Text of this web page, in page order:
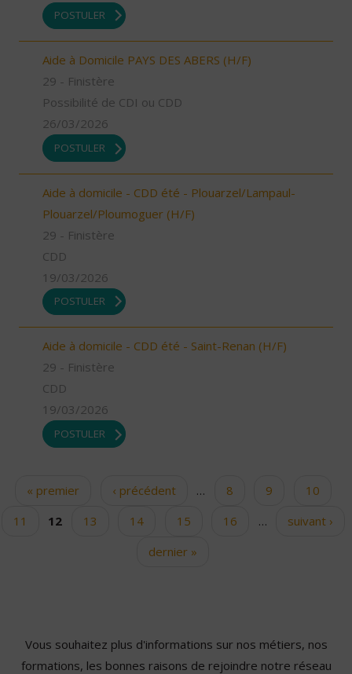
POSTULER
Aide à Domicile PAYS DES ABERS (H/F)
29 - Finistère
Possibilité de CDI ou CDD
26/03/2026
POSTULER
Aide à domicile - CDD été - Plouarzel/Lampaul-
Plouarzel/Ploumoguer (H/F)
29 - Finistère
CDD
19/03/2026
POSTULER
Aide à domicile - CDD été - Saint-Renan (H/F)
29 - Finistère
CDD
19/03/2026
POSTULER
Pages« premier ‹ précédent … 8 9
10
11
12 13 14 15 16 …
suivant ›
dernier »
Vous souhaitez plus d'informations sur nos métiers, nos
formations, les bonnes raisons de rejoindre notre réseau